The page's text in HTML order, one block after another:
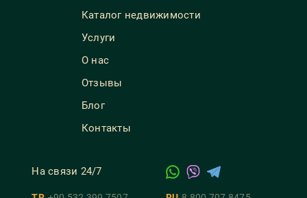
Каталог недвижимости
Услуги
О нас
Отзывы
Блог
Контакты
На связи 24/7